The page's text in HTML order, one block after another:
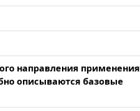
направления применения
описываются базовые